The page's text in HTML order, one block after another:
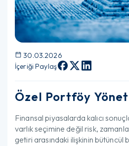
30.03.2026
İçeriği Paylaş
Özel Portföy
Finansal piyasalarda kalıcı
varlık seçimine değil risk,
getiri arasındaki ilişkinin